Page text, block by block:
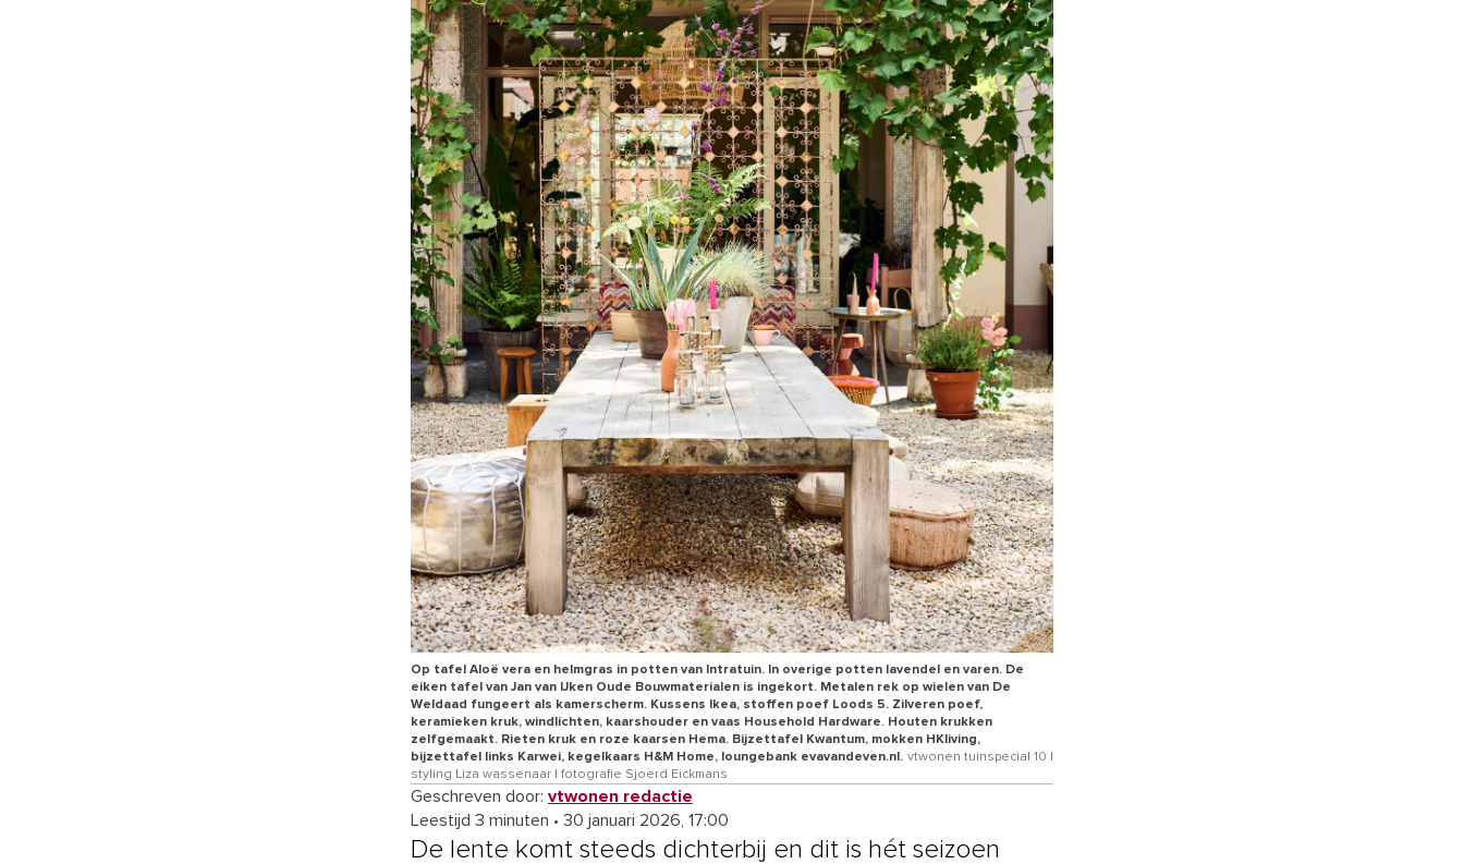
Op tafel Aloë vera en helmgras in potten van Intratuin. In overige potten lavendel en varen. De
eiken tafel van Jan van IJken Oude Bouwmaterialen is ingekort. Metalen rek op wielen van De
Weldaad fungeert als kamerscherm. Kussens Ikea, stoffen poef Loods 5. Zilveren poef,
keramieken kruk, windlichten, kaarshouder en vaas Household Hardware. Houten krukken
zelfgemaakt. Rieten kruk en roze kaarsen Hema. Bijzettafel Kwantum, mokken HKliving,
bijzettafel links Karwei, kegelkaars H&M Home, loungebank evavandeven.nl. vtwonen tuinspecial 10 |
styling Liza wassenaar | fotografie Sjoerd Eickmans
Geschreven door: vtwonen redactie
Leestijd 3 minuten • 30 januari 2026, 17:00
De lente komt steeds dichterbij en dit is hét seizoen